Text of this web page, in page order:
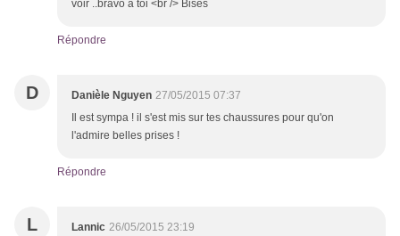
voir ..bravo à toi <br /> Bises
Répondre
D Danièle Nguyen 27/05/2015 07:37
Il est sympa ! il s'est mis sur tes chaussures pour qu'on
l'admire belles prises !
Répondre
L Lannic 26/05/2015 23:19